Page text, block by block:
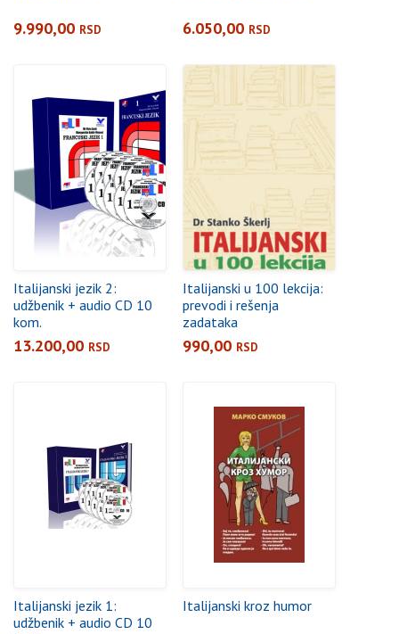
9.990,00 RSD 6.050,00 RSD
Italijanski jezik 2:
udžbenik + audio CD 10
kom.
13.200,00 RSD
Italijanski u 100 lekcija:
prevodi i rešenja
zadataka
990,00 RSD
Italijanski jezik 1:
udžbenik + audio CD 10
Italijanski kroz humor